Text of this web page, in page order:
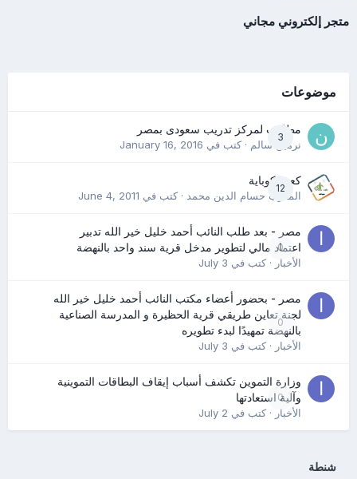
متجر إلكتروني مجاني
موضوعات
3
مطلوب لمركز تدريب سعودى بمصر
نرمين سالم· كتب في January 16, 2016
12
كعب كوباية
المدرب حسام الدين محمد· كتب في June 4, 2011
0
مصر - بعد طلب النائب أحمد خليل خير الله تدبير
اعتماد مالي لتطوير مدخل قرية سند واحد بالنهضة
الأخبار· كتب في July 3
0
مصر - بحضور أعضاء مكتب النائب أحمد خليل خير الله
لجنة تعاين طريقي قرية الحظيرة و المدرسة الصناعية
بالنهضة تمهيدًا لبدء تطويره
الأخبار· كتب في July 3
0
وزارة التموين تكشف أسباب إيقاف البطاقات التموينية
وآلية استعادتها
الأخبار· كتب في July 2
شنطة